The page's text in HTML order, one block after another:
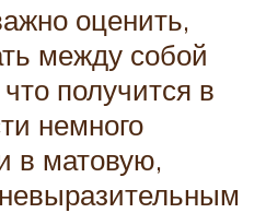
оценить,
между собой
получится в
немного
в матовую,